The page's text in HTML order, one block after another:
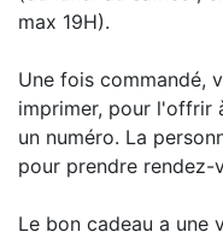
max 19H).
Une fois commandé,
imprimer, pour l'offrir
un numéro. La
pour prendre rendez-
Le bon cadeau a une